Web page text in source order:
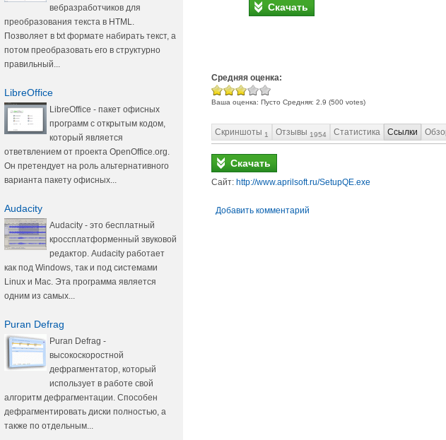
вебразработчиков для
преобразования текста в HTML.
Позволяет в txt формате набирать текст, а
потом преобразовать его в структурно
правильный...
LibreOffice
LibreOffice - пакет офисных
программ с открытым кодом,
который является
ответвлением от проекта OpenOffice.org.
Он претендует на роль альтернативного
варианта пакету офисных...
Audacity
Audacity - это бесплатный
кроссплатформенный звуковой
редактор. Audacity работает
как под Windows, так и под системами
Linux и Mac. Эта программа является
одним из самых...
Puran Defrag
Puran Defrag -
высокоскоростной
дефрагментатор, который
использует в работе свой
алгоритм дефрагментации. Способен
дефрагментировать диски полностью, а
также по отдельным...
Скачать
Средняя оценка:
Ваша оценка: Пусто Средняя: 2.9 (500votes)
Скриншоты 1 Отзывы 1954 Статистика Ссылки
Скачать
Сайт: http://www.aprilsoft.ru/SetupQE.exe
Добавить комментарий